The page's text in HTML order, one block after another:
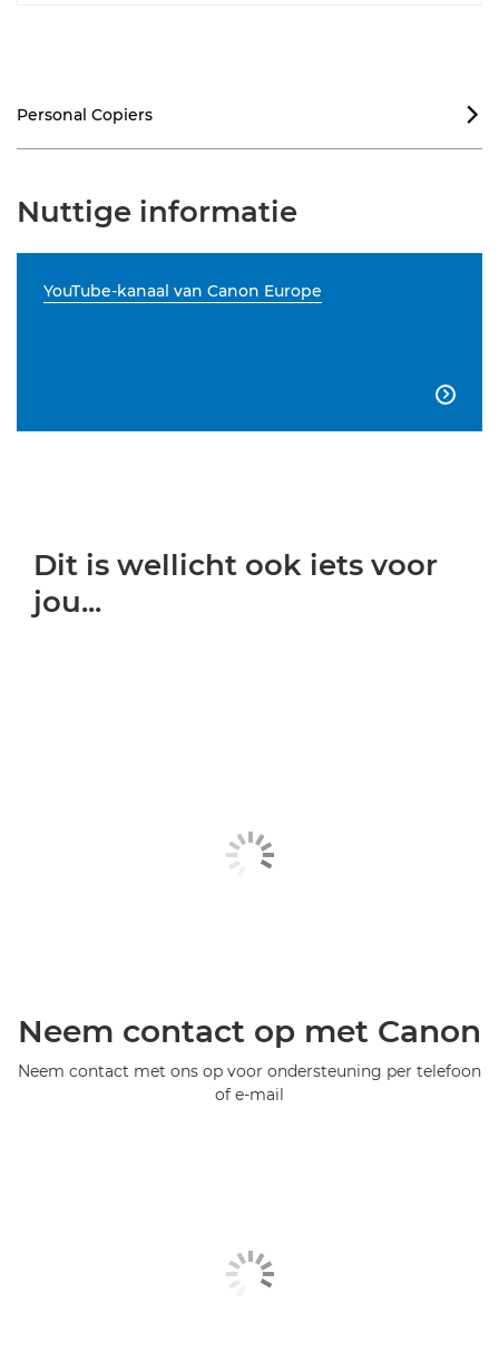
Personal Copiers 
Nuttige informatie
YouTube-kanaal van Canon Europe

Dit is wellicht ook iets voor
jou...
Neem contact op met Canon
Neem contact met ons op voor ondersteuning per telefoon
of e-mail